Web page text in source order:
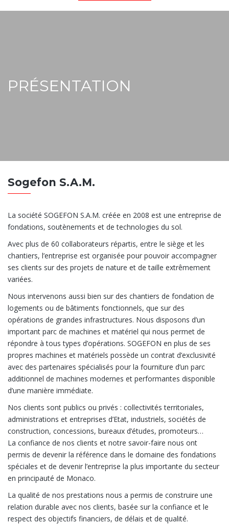
PRÉSENTATION
Sogefon S.A.M.
La société SOGEFON S.A.M. créée en 2008 est une entreprise de
fondations, soutènements et de technologies du sol.
Avec plus de 60 collaborateurs répartis, entre le siège et les
chantiers, l’entreprise est organisée pour pouvoir accompagner
ses clients sur des projets de nature et de taille extrêmement
variées.
Nous intervenons aussi bien sur des chantiers de fondation de
logements ou de bâtiments fonctionnels, que sur des
opérations de grandes infrastructures. Nous disposons d’un
important parc de machines et matériel qui nous permet de
répondre à tous types d’opérations. SOGEFON en plus de ses
propres machines et matériels possède un contrat d’exclusivité
avec des partenaires spécialisés pour la fourniture d’un parc
additionnel de machines modernes et performantes disponible
d’une manière immédiate.
Nos clients sont publics ou privés : collectivités territoriales,
administrations et entreprises d’Etat, industriels, sociétés de
construction, concessions, bureaux d’études, promoteurs…
La confiance de nos clients et notre savoir-faire nous ont
permis de devenir la référence dans le domaine des fondations
spéciales et de devenir l’entreprise la plus importante du secteur
en principauté de Monaco.
La qualité de nos prestations nous a permis de construire une
relation durable avec nos clients, basée sur la confiance et le
respect des objectifs financiers, de délais et de qualité.